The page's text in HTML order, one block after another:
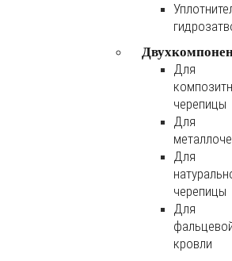
Для
черепицы
Для
Для
черепицы
Для
кровли